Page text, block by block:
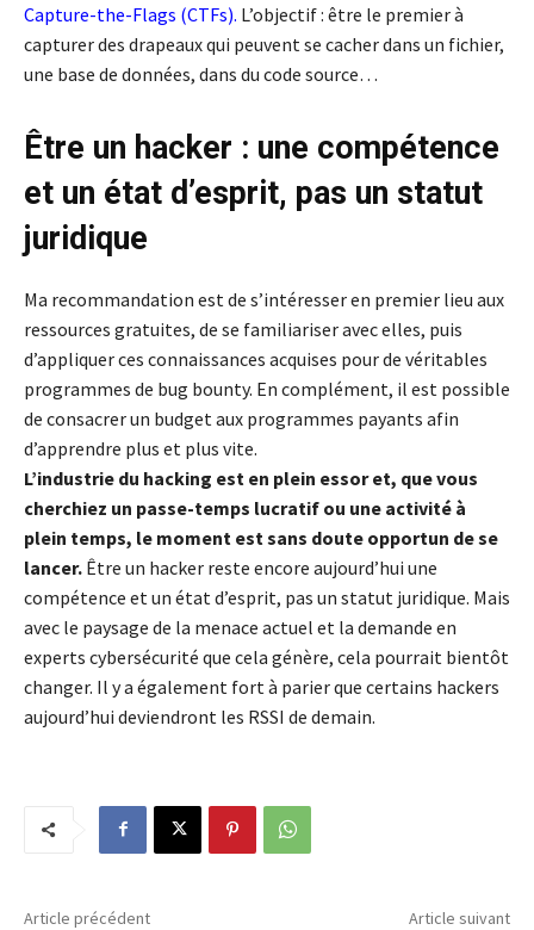
Capture-the-Flags (CTFs). L’objectif : être le premier à
capturer des drapeaux qui peuvent se cacher dans un fichier,
une base de données, dans du code source…
Être un hacker : une compétence
et un état d’esprit, pas un statut
juridique
Ma recommandation est de s’intéresser en premier lieu aux
ressources gratuites, de se familiariser avec elles, puis
d’appliquer ces connaissances acquises pour de véritables
programmes de bug bounty. En complément, il est possible
de consacrer un budget aux programmes payants afin
d’apprendre plus et plus vite.
L’industrie du hacking est en plein essor et, que vous
cherchiez un passe-temps lucratif ou une activité à
plein temps, le moment est sans doute opportun de se
lancer. Être un hacker reste encore aujourd’hui une
compétence et un état d’esprit, pas un statut juridique. Mais
avec le paysage de la menace actuel et la demande en
experts cybersécurité que cela génère, cela pourrait bientôt
changer. Il y a également fort à parier que certains hackers
aujourd’hui deviendront les RSSI de demain.
Article précédent Article suivant